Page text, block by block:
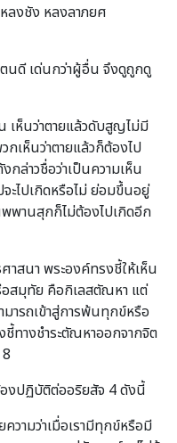
ลงชัง หลงลาภยศ
นดี เด่นกว่าผู้อื่น จึงดูถูกดู
เห็นว่าตายแล้วดับสูญไม่มี
กเห็นว่าตายแล้วก็ต้องไป
กล่าวชื่อว่าเป็นความเห็น
ะไปเกิดหรือไม่ ย่อมขึ้นอยู่
พานสุกก็ไม่ต้องไปเกิดอีก
าสนา พระองค์ทรงชี้ให้เห็น
อสมุทัย คือกิเลสตัณหา แต่
ารถเข้าสู่การพ้นทุกข์หรือ
ทางชำระตัณหาออกจากจิต
งปฏิบัติต่ออริยสัจ 4 ดังนี้
ามว่าเมื่อเรามีทุกข์หรือมี